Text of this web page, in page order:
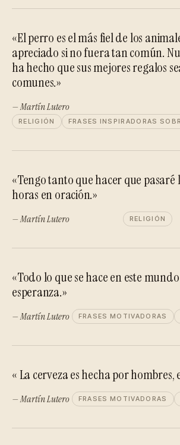
«El perro es el más fiel de los
apreciado si no fuera tan común.
ha hecho que sus mejores regalos
comunes.»
— Martín Lutero
RELIGIÓN FRASES INSPIRADORAS
«Tengo tanto que hacer que pasaré
horas en oración.»
— Martín Lutero RELIGIÓN
«Todo lo que se hace en este
esperanza.»
— Martín Lutero FRASES MOTIVADORAS
« La cerveza es hecha por hombres,
— Martín Lutero FRASES MOTIVADORAS